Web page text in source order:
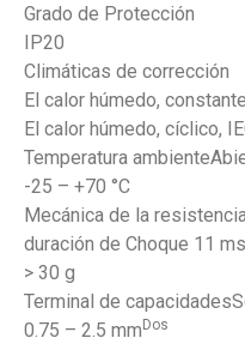
Grado de Protección
IP20
Climáticas de corrección
El calor húmedo,
El calor húmedo, cíclico,
Temperatura
-25 – +70 °C
Mecánica de la
duración de Choque 11
> 30 g
Terminal de
0.75 – 2.5 mm Dos